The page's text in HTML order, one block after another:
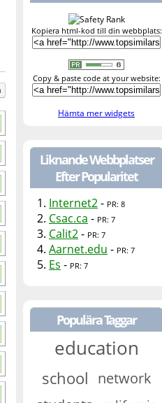
Kopiera html-kod till din webbplats:
Copy & paste code at your website:
Hämta mer widgets
Liknande Webbplatser
Efter Popularitet
1. Internet2- PR: 8
2. Csac.ca - PR: 7
3. Calit2- PR: 7
4. Aarnet.edu - PR: 7
5. Es - PR: 7
Populära Taggar
education
school network